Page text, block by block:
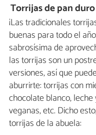
Torrijas de pan duro
¡Las tradicionales
buenas para todo el
sabrosísima de
las torrijas son un
versiones, así que
aburrirte: torrijas con
chocolate blanco,
veganas, etc. Dicho
torrijas de la abuela: